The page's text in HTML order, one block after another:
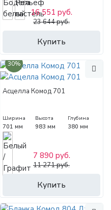
Купить
16 551 руб.
23 644 руб.
30%
Асцелла Комод 701
Ширина
701 мм
Высота
983 мм
Глубина
380 мм
Купить
7 890 руб.
11 271 руб.